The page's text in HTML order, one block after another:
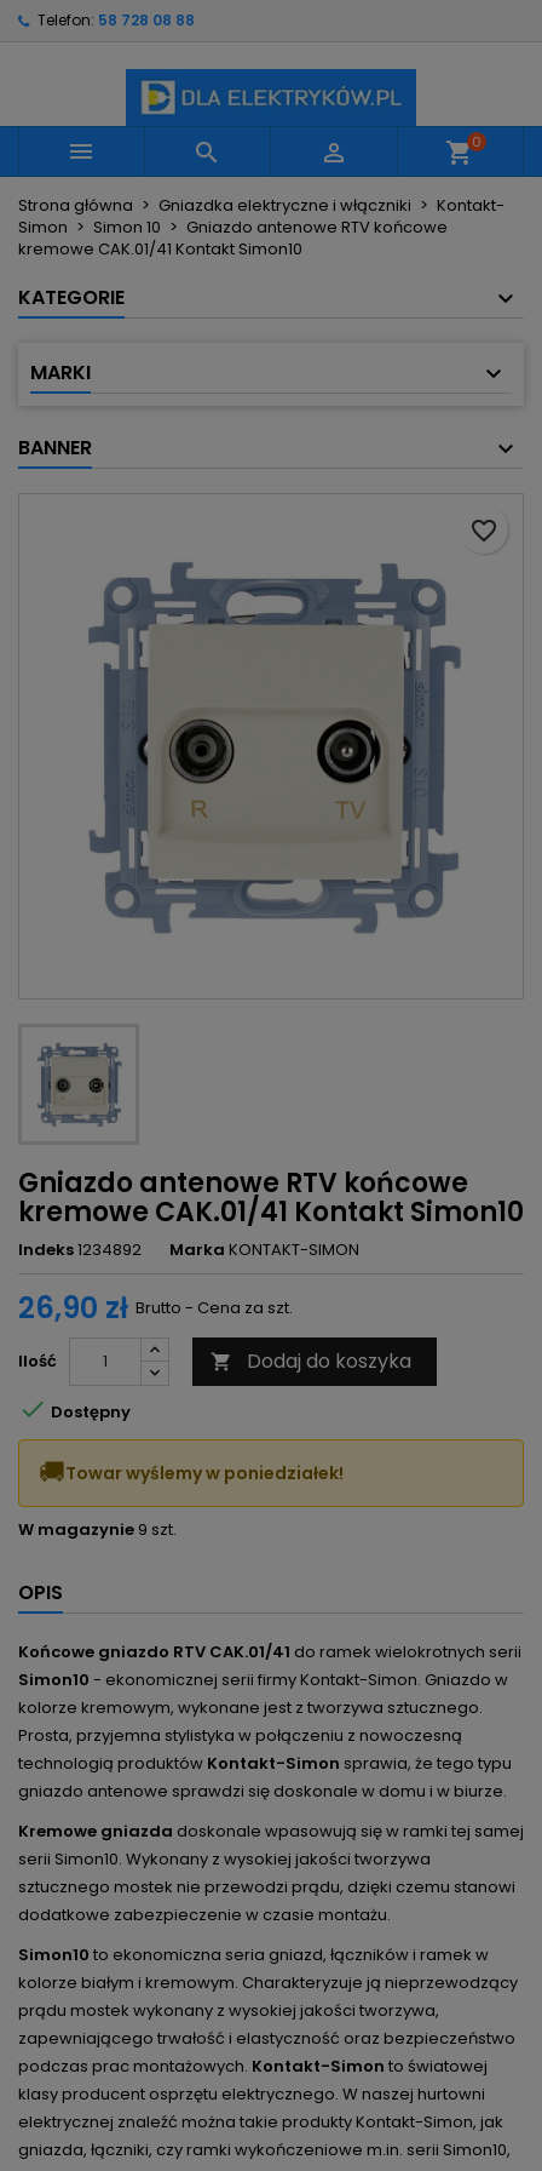
Telefon: 58 728 08 88
   shopping_cart0
Strona główna Gniazdka elektryczne i włączniki
Kontakt-
Simon
Simon 10
Gniazdo antenowe RTV końcowe
kremowe CAK.01/41 Kontakt Simon10
KATEGORIE
MARKI
BANNER
Gniazdo antenowe RTV końcowe
kremowe CAK.01/41 Kontakt Simon10
Indeks1234892 Marka KONTAKT-SIMON
26,90 zł Brutto - Cena za szt.
Ilość  Dodaj do koszyka
favorite_border
 Dostępny
🚚Towar wyślemy w poniedziałek!
W magazynie 9 szt.
OPIS
Końcowe gniazdo RTV CAK.01/41 do ramek wielokrotnych serii
Simon10 - ekonomicznej serii firmy Kontakt-Simon. Gniazdo w
kolorze kremowym, wykonane jest z tworzywa sztucznego.
Prosta, przyjemna stylistyka w połączeniu z nowoczesną
technologią produktów Kontakt-Simon sprawia, że tego typu
gniazdo antenowe sprawdzi się doskonale w domu i w biurze.
Kremowe gniazda doskonale wpasowują się w ramki tej samej
serii Simon10. Wykonany z wysokiej jakości tworzywa
sztucznego mostek nie przewodzi prądu, dzięki czemu stanowi
dodatkowe zabezpieczenie w czasie montażu.
Simon10 to ekonomiczna seria gniazd, łączników i ramek w
kolorze białym i kremowym. Charakteryzuje ją nieprzewodzący
prądu mostek wykonany z wysokiej jakości tworzywa,
zapewniającego trwałość i elastyczność oraz bezpieczeństwo
podczas prac montażowych. Kontakt-Simon to światowej
klasy producent osprzętu elektrycznego. W naszej hurtowni
elektrycznej znaleźć można takie produkty Kontakt-Simon, jak
gniazda, łączniki, czy ramki wykończeniowe m.in. serii Simon10,
Utwórz nową listę
Nazwa listy życzeń
Anuluj Utwórz listę życzeń
Musisz być zalogowany by zapisać produkty na
swojej liście życzeń.
Anuluj Zaloguj się